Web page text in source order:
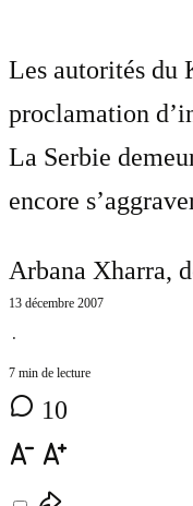
Les autorités du
proclamation
La Serbie
encore
Arbana Xharra,
13 décembre 2007
⋅
7 min de lecture
10